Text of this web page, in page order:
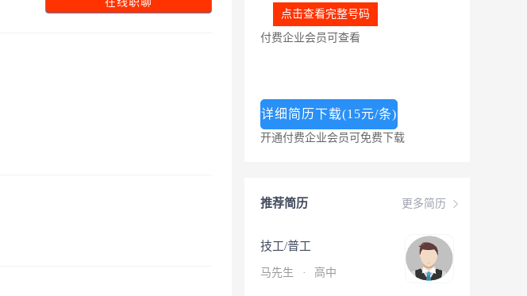
点击查看完整号码
付费企业会员可查看
详细简历下载(15元/条)
开通付费企业会员可免费下载
更多简历
推荐简历
技工/普工
马先生 · 高中